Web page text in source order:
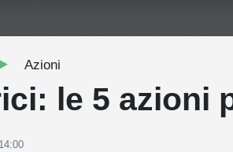
Azioni
le 5 azioni